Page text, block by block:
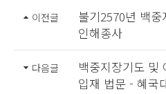
이전글
불기2570년 백
인해종사
다음글
백중지장기도 및
입재 법문 - 혜국